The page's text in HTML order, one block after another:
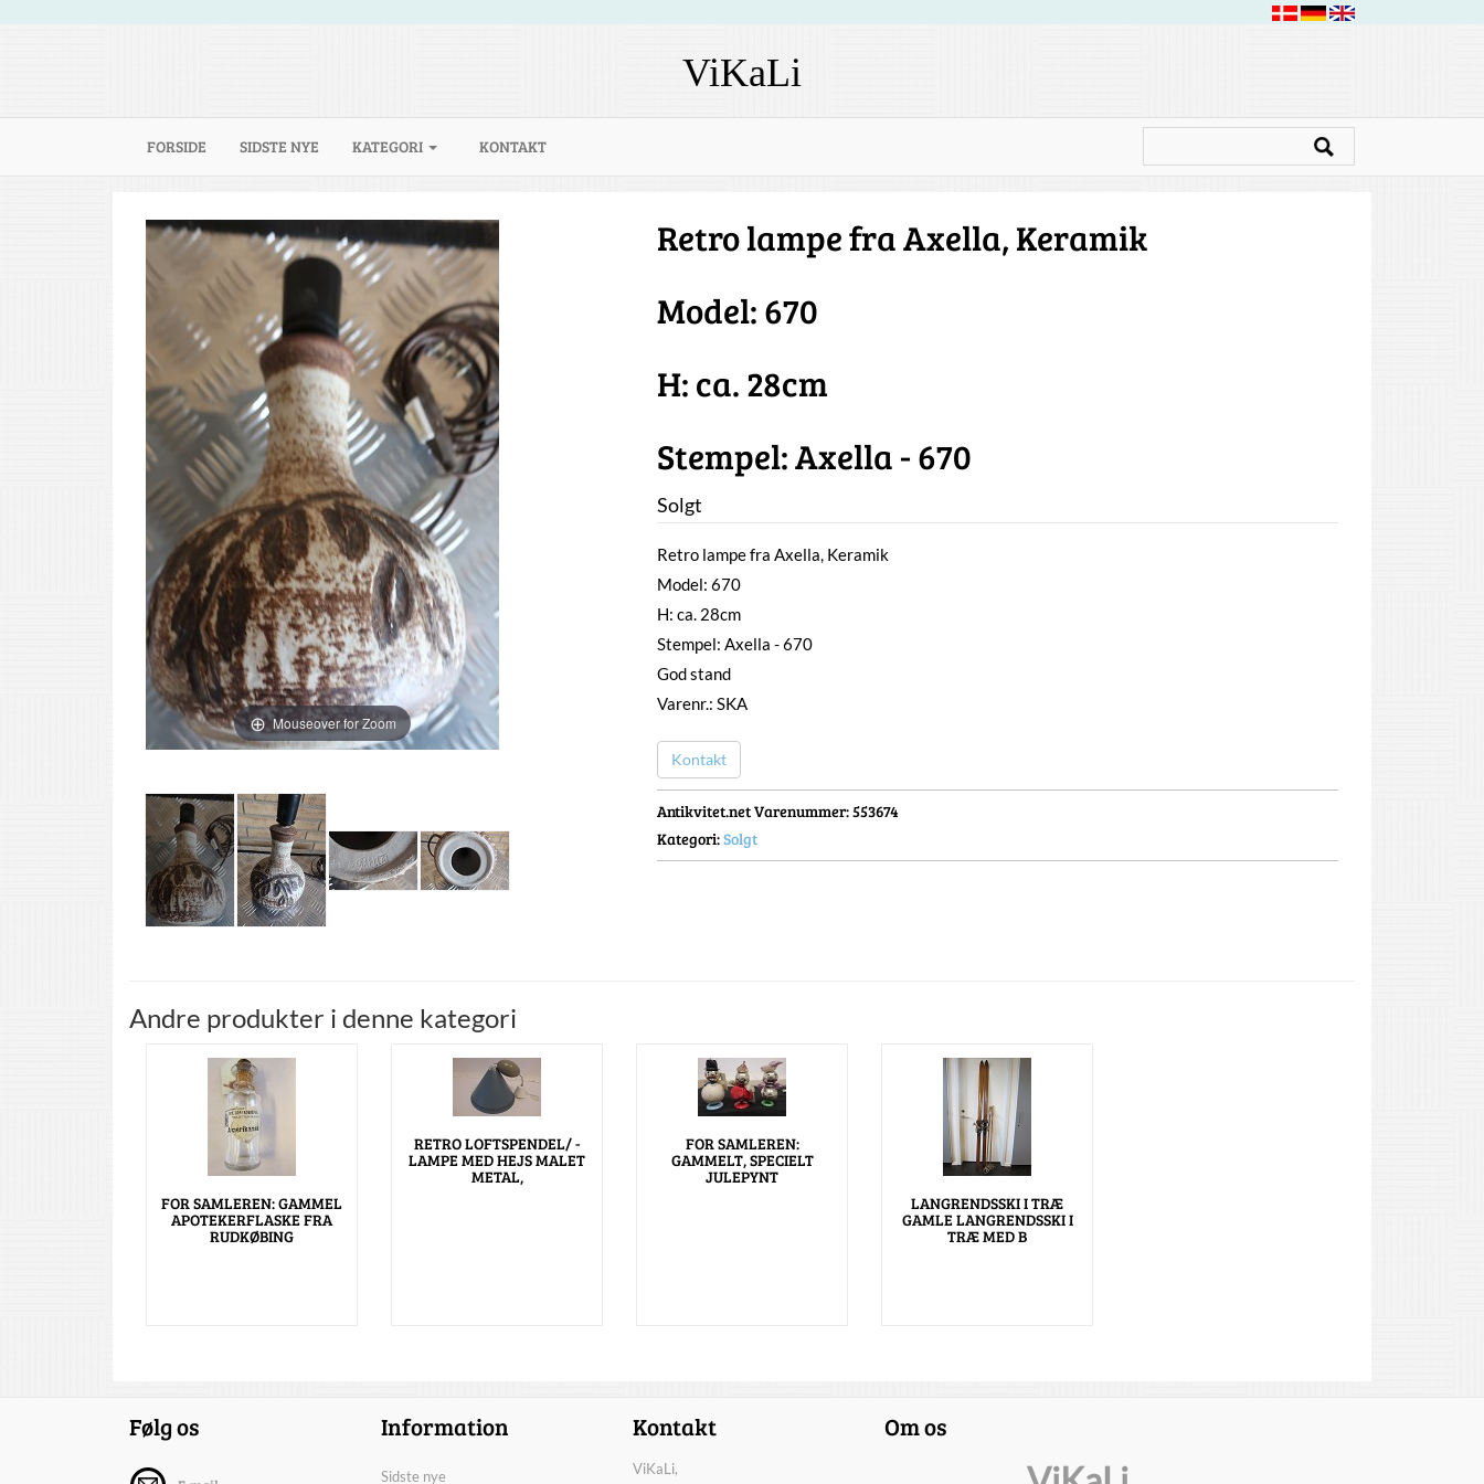
ViKaLi
FORSIDE (CURRENT)
SIDSTE NYE KATEGORI KONTAKT
Mouseover for Zoom
Retro lampe fra Axella, Keramik
Model: 670
H: ca. 28cm
Stempel: Axella - 670
Solgt
Retro lampe fra Axella, Keramik
Model: 670
H: ca. 28cm
Stempel: Axella - 670
God stand
Varenr.: SKA
Kontakt
Antikvitet.net Varenummer: 553674
Kategori:Solgt
Andre produkter i denne kategori
FOR SAMLEREN: GAMMEL
APOTEKERFLASKE FRA
RUDKØBING
RETRO LOFTSPENDEL/ -
LAMPE MED HEJS MALET
METAL,
FOR SAMLEREN:
GAMMELT, SPECIELT
JULEPYNT
LANGRENDSSKI I TRÆ
GAMLE LANGRENDSSKI I
TRÆ MED B
Følg os Information
Sidste nye
Kontakt
ViKaLi,
Om os